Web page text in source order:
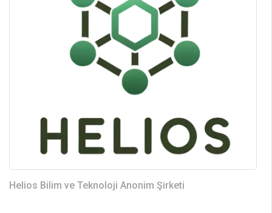
Helios Bilim ve Teknoloji Anonim Şirketi